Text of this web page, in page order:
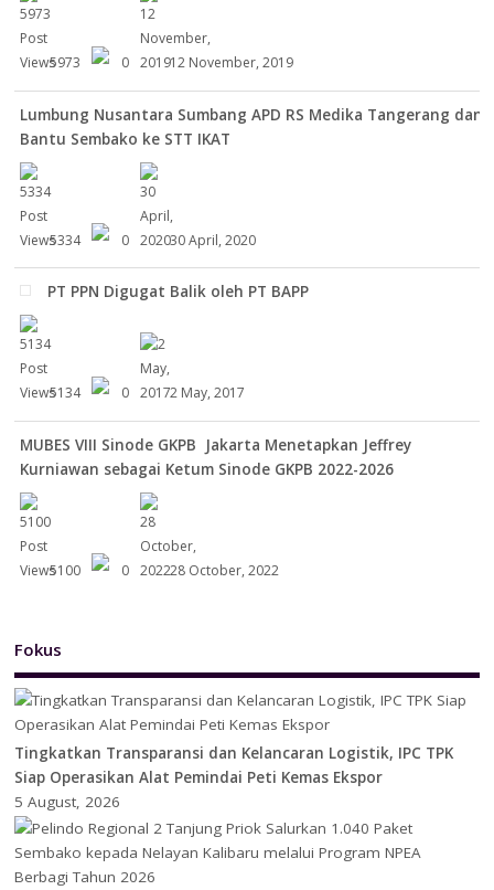
5973 0 12 November, 2019
Lumbung Nusantara Sumbang APD RS Medika Tangerang dan
Bantu Sembako ke STT IKAT
5334 0 30 April, 2020
PT PPN Digugat Balik oleh PT BAPP
5134 0 2 May, 2017
MUBES VIII Sinode GKPB Jakarta Menetapkan Jeffrey
Kurniawan sebagai Ketum Sinode GKPB 2022-2026
5100 0 28 October, 2022
Fokus
Tingkatkan Transparansi dan Kelancaran Logistik, IPC TPK
Siap Operasikan Alat Pemindai Peti Kemas Ekspor
5 August, 2026